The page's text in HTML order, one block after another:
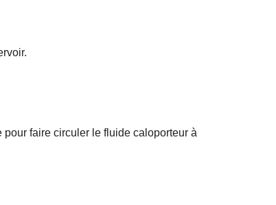
faire circuler le fluide caloporteur à